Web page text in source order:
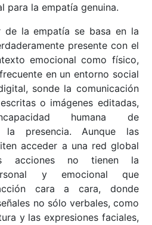
para la empatía genuina.
de la empatía se basa en la
presente con el
emocional como físico,
en un entorno social
sonde la comunicación
o imágenes editadas,
humana de
la presencia. Aunque las
acceder a una red global
acciones no tienen la
y emocional que
cara a cara, donde
no sólo verbales, como
y las expresiones faciales,